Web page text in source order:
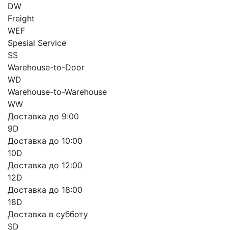
DW
Freight
WEF
Spesial Service
SS
Warehouse-to-Door
WD
Warehouse-to-Warehouse
WW
Доставка до 9:00
9D
Доставка до 10:00
10D
Доставка до 12:00
12D
Доставка до 18:00
18D
Доставка в субботу
SD